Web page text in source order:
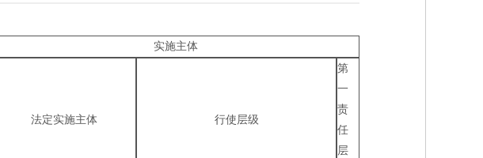
实施主体
法定实施主体 行使层级
第
一
责
任
层